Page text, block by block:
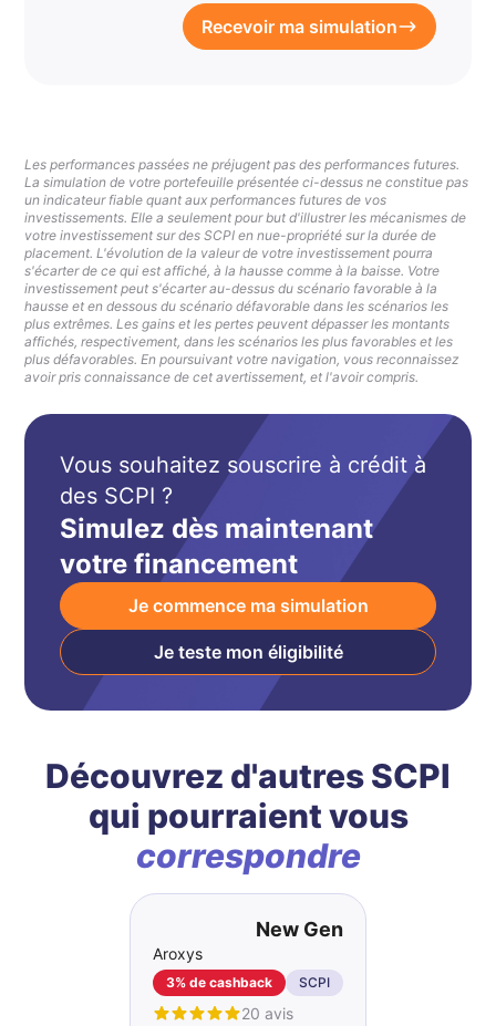
Recevoir ma simulation
Les performances passées ne préjugent pas des performances futures.
La simulation de votre portefeuille présentée ci-dessus ne constitue pas
un indicateur fiable quant aux performances futures de vos
investissements. Elle a seulement pour but d'illustrer les mécanismes de
votre investissement sur des SCPI en nue-propriété sur la durée de
placement. L'évolution de la valeur de votre investissement pourra
s'écarter de ce qui est affiché, à la hausse comme à la baisse. Votre
investissement peut s'écarter au-dessus du scénario favorable à la
hausse et en dessous du scénario défavorable dans les scénarios les
plus extrêmes. Les gains et les pertes peuvent dépasser les montants
affichés, respectivement, dans les scénarios les plus favorables et les
plus défavorables. En poursuivant votre navigation, vous reconnaissez
avoir pris connaissance de cet avertissement, et l'avoir compris.
Vous souhaitez souscrire à crédit à
des SCPI ?
Simulez dès maintenant
votre financement
Je commence ma simulation
Je teste mon éligibilité
Découvrez d'autres SCPI
qui pourraient vous
correspondre
New Gen
Aroxys
3% de cashback SCPI
20 avis